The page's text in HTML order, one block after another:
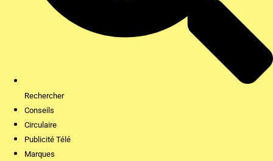
Rechercher
Conseils
Circulaire
Publicité Télé
Marques